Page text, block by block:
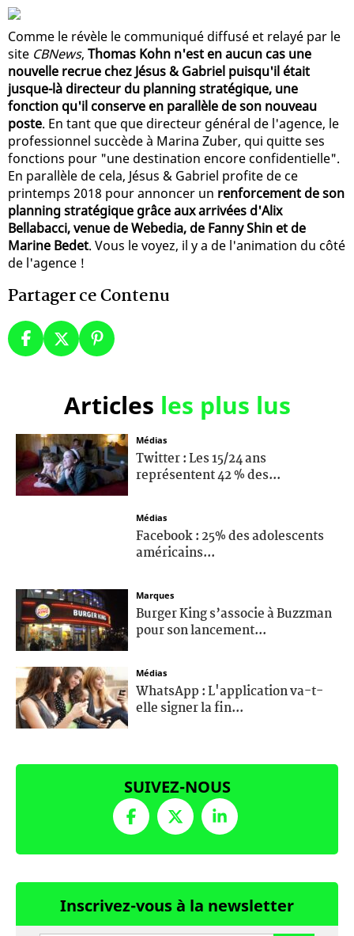
Comme le révèle le communiqué diffusé et relayé par le
site CBNews, Thomas Kohn n'est en aucun cas une
nouvelle recrue chez Jésus & Gabriel puisqu'il était
jusque-là directeur du planning stratégique, une
fonction qu'il conserve en parallèle de son nouveau
poste. En tant que que directeur général de l'agence, le
professionnel succède à Marina Zuber, qui quitte ses
fonctions pour "une destination encore confidentielle".
En parallèle de cela, Jésus & Gabriel profite de ce
printemps 2018 pour annoncer un renforcement de son
planning stratégique grâce aux arrivées d'Alix
Bellabacci, venue de Webedia, de Fanny Shin et de
Marine Bedet. Vous le voyez, il y a de l'animation du côté
de l'agence !
Partager ce Contenu
Articles les plus lus
Médias
Twitter : Les 15/24 ans
représentent 42 % des...
Médias
Facebook : 25% des adolescents
américains...
Marques
Burger King s’associe à Buzzman
pour son lancement...
Médias
WhatsApp : L'application va-t-
elle signer la fin...
SUIVEZ-NOUS
Inscrivez-vous à la newsletter